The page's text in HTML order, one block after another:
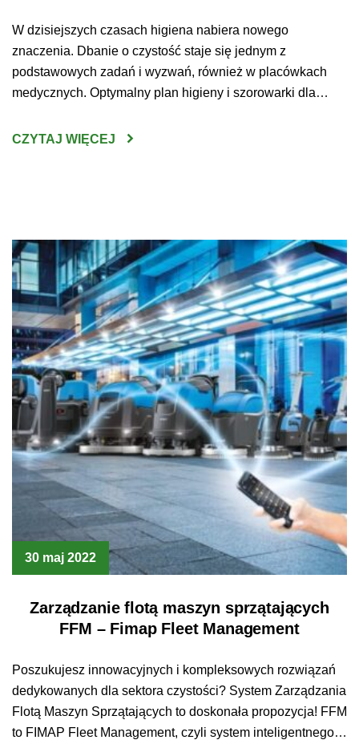
W dzisiejszych czasach higiena nabiera nowego
znaczenia. Dbanie o czystość staje się jednym z
podstawowych zadań i wyzwań, również w placówkach
medycznych. Optymalny plan higieny i szorowarki dla
pacjentów, lekarzy oraz prowadzonych na miejscu badań,
CZYTAJ WIĘCEJ
30 maj 2022
Zarządzanie flotą maszyn sprzątających
FFM – Fimap Fleet Management
Poszukujesz innowacyjnych i kompleksowych rozwiązań
dedykowanych dla sektora czystości? System Zarządzania
Flotą Maszyn Sprzątających to doskonała propozycja! FFM
to FIMAP Fleet Management, czyli system inteligentnego